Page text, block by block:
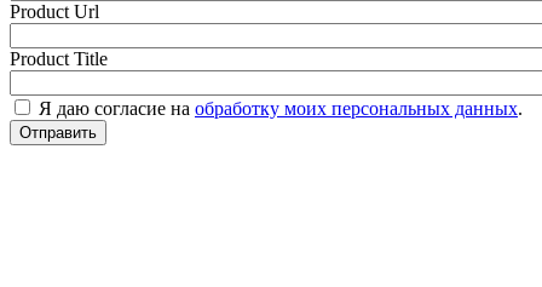
Product Url
Product Title
Я даю согласие на обработку моих персональных данных.
Отправить